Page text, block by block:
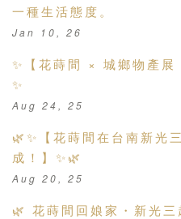
一種生活態度。
Jan 10, 26
✨【花蒔間 × 城鄉物產展
✨
Aug 24, 25
🌿✨【花蒔間在台南新光
成！】✨🌿
Aug 20, 25
🌿 花蒔間回娘家・新光